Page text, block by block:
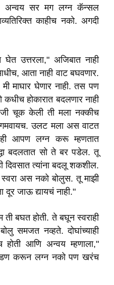
अन्वय सर मग लग्न कॅन्सल
काहीच नको. अगदी
उत्तरला," अजिबात नाही
आता नाही वाट बघवणार.
माघार घेणार नाही. तस पण
होकारात बदलणार नाही
चूक केली ती मला नक्कीच
गमवायच. उलट मला अस वाटत
आपण लग्न करू म्हणतात
बदलतात सो ते बर पडेल. तू
दिवसात त्यांना बदलू शकशील.
अस नको बोलुस. तू माझी
जाऊ द्यायचं नाही."
ती बघत होती. ते बघून स्वराही
समजत नव्हते. दोघांच्याही
होती आणि अन्वय म्हणाला,"
करून लग्न नको पण खरंच